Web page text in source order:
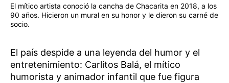
El mítico artista conoció la cancha de Chacarita en 2018, a los
90 años. Hicieron un mural en su honor y le dieron su carné de
socio.
El país despide a una leyenda del humor y el
entretenimiento: Carlitos Balá, el mítico
humorista y animador infantil que fue figura